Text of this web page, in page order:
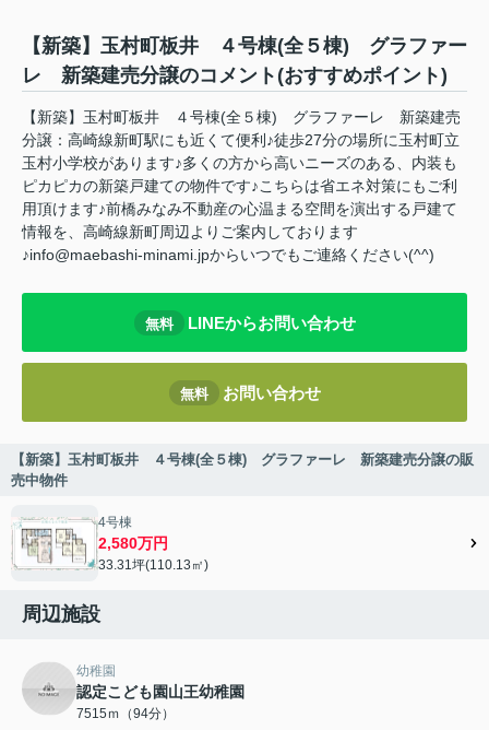
【新築】玉村町板井 ４号棟(全５棟) グラファー
レ 新築建売分譲のコメント(おすすめポイント)
【新築】玉村町板井 ４号棟(全５棟) グラファーレ 新築建売
分譲：高崎線新町駅にも近くて便利♪徒歩27分の場所に玉村町立
玉村小学校があります♪多くの方から高いニーズのある、内装も
ピカピカの新築戸建ての物件です♪こちらは省エネ対策にもご利
用頂けます♪前橋みなみ不動産の心温まる空間を演出する戸建て
情報を、高崎線新町周辺よりご案内しております
♪info@maebashi-minami.jpからいつでもご連絡ください(^^)
無料 LINEからお問い合わせ
無料 お問い合わせ
【新築】玉村町板井 ４号棟(全５棟) グラファーレ 新築建売分譲の販
売中物件
4号棟
2,580万円
33.31坪(110.13㎡)
周辺施設
幼稚園
認定こども園山王幼稚園
7515ｍ（94分）